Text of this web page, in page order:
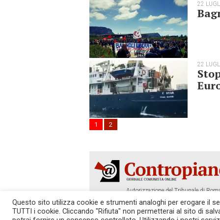
22
22
1 2
Autorizzazione del Tribunale di
Tel. 06.640.122.19 -
SOSTIENICI! REDAZIONE
Questo sito utilizza cookie e strumenti analoghi per erogare il
TUTTI i cookie. Cliccando "Rifiuta" non permetterai al sito di